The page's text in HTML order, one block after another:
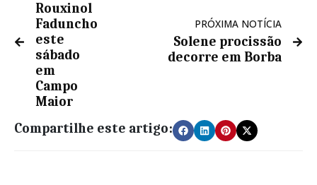
Rouxinol
Faduncho
este
sábado
em
Campo
Maior
PRÓXIMA NOTÍCIA
Solene procissão
decorre em Borba
Compartilhe este artigo: